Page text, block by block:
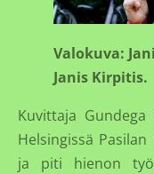
Valokuva:
Janis Kirpitis.
Kuvittaja
Helsingissä
ja piti hienon